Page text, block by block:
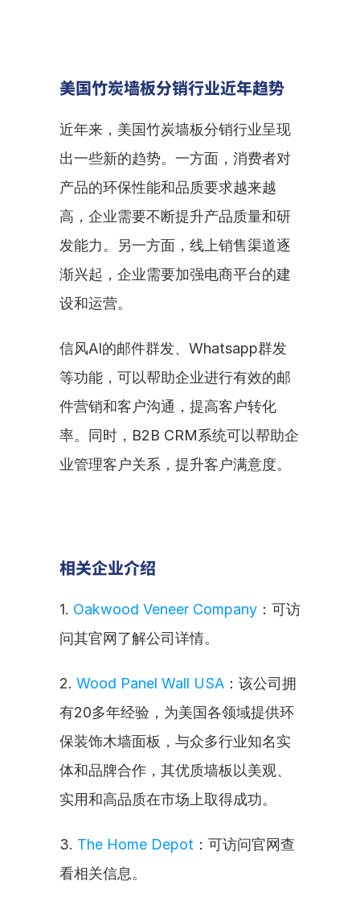
美国竹炭墙板分销行业近年趋势
近年来，美国竹炭墙板分销行业呈现
出一些新的趋势。一方面，消费者对
产品的环保性能和品质要求越来越
高，企业需要不断提升产品质量和研
发能力。另一方面，线上销售渠道逐
渐兴起，企业需要加强电商平台的建
设和运营。
信风AI的邮件群发、Whatsapp群发
等功能，可以帮助企业进行有效的邮
件营销和客户沟通，提高客户转化
率。同时，B2B CRM系统可以帮助企
业管理客户关系，提升客户满意度。
相关企业介绍
1. Oakwood Veneer Company ：可访
问其官网了解公司详情。
2. Wood Panel Wall USA ：该公司拥
有20多年经验，为美国各领域提供环
保装饰木墙面板，与众多行业知名实
体和品牌合作，其优质墙板以美观、
实用和高品质在市场上取得成功。
3. The Home Depot ：可访问官网查
看相关信息。